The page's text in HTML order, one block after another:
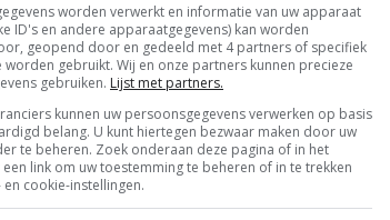
mestbeleid
worden verwerkt en informatie van uw apparaat
ID's en andere apparaatgegevens) kan worden
geopend door en gedeeld met 4 partners of specifiek
gebruikt. Wij en onze partners kunnen precieze
gebruiken. Lijst met partners.
kunnen uw persoonsgegevens verwerken op basis
belang. U kunt hiertegen bezwaar maken door uw
te beheren. Zoek onderaan deze pagina of in het
link om uw toestemming te beheren of in te trekken
cookie-instellingen.